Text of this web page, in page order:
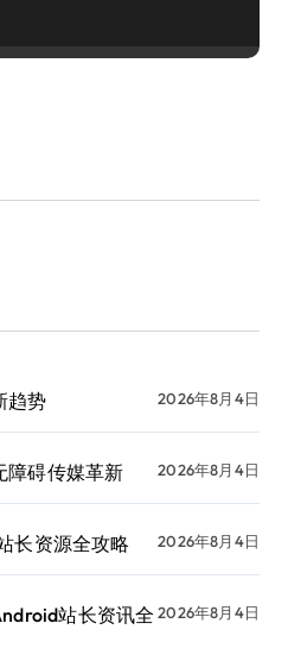
趋势 2026年8月4日
障碍传媒革新 2026年8月4日
长资源全攻略 2026年8月4日
站长资讯全 2026年8月4日